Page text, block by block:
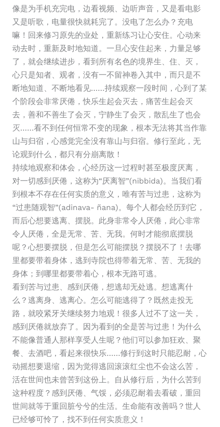
像是为手机充完电，边看视频、边听声音，又是看电影
又是听歌，电量很快就耗完了。没电了怎么办？充电
嘛！回来修习原先的业处，重新练习让心安住。心动来
动去时，重新及时地知道。一旦心安住起来，力量足够
了，就会继续进步，看到所有名色的境界生、住、灭，
心只是知者、观者，没有一不留神卷入其中，而只是不
断地知道、不断地看见……持续观察一段时间，心到了某
个阶段会非常厌倦，快乐生起会灭去，痛苦生起会灭
去，善和不善生了会灭，宁静生了会灭，散乱生了也会
灭……看不到任何恒常不变的现象，根本无法将其当作靠
山与归宿，心感觉完全没有靠山与归宿。修行至此，无
论观到什么，都只有分崩离散！
持续地观察和体会，心经历这一过程时甚至极度厌离，
对一切感到厌倦，这称为“厌离智”(nibbida)。当我们看
到根本不存在任何实质的意义，唯有苦与过患，这称为
“过患随观智”(adinava- ñana)。每个人都会经历到它，
而后心想要逃离、摆脱。此身非常令人厌倦，此心非常
令人厌倦，全是无常、苦、无我。何时才能彻底摆脱
呢？心想要摆脱，但是怎么可能摆脱？摆脱不了！去哪
里都要带着身体，逃到寺院也得带着无常、苦、无我的
身体；到哪里都要带着心，根本无路可逃。
看到苦与过患、感到厌倦，想逃却无处逃。想逃离什
么？逃离身、逃离心。怎么可能逃得了？既然走投无
路，就咬紧牙关继续努力地观！很多人过不了这一关，
感到厌倦就放弃了。因为看到的全是苦与过患！为什么
不能像普通人那样享受人生呢？他们可以参加狂欢、聚
餐、去酒吧，看起来很快乐……修行到这时只能忍耐，心
动摇想要退缩，因为觉得逃回滚滚红尘也不会这么苦，
活在世间也未曾苦到这份上。自从修行后，为什么苦到
这种程度？感到厌倦、气馁，必须忍耐着去看破，重回
世间就等于重回脏兮兮的生活。生命能有改善吗？世人
已经够可怜了，找不到任何实质意义！